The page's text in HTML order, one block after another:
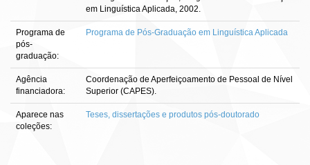
em Linguística Aplicada, 2002.
Programa de
pós-
graduação:
Programa de Pós-Graduação em Linguística Aplicada
Agência
financiadora:
Coordenação de Aperfeiçoamento de Pessoal de Nível
Superior (CAPES).
Aparece nas
coleções:
Teses, dissertações e produtos pós-doutorado